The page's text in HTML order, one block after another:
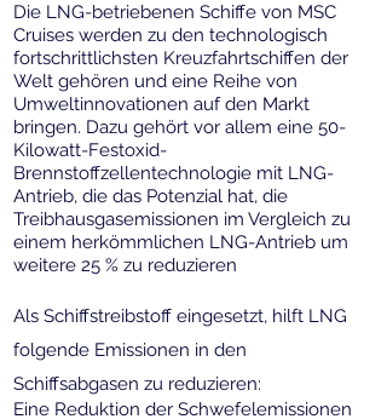
Die LNG-betriebenen Schiffe von MSC
Cruises werden zu den technologisch
fortschrittlichsten Kreuzfahrtschiffen der
Welt gehören und eine Reihe von
Umweltinnovationen auf den Markt
bringen. Dazu gehört vor allem eine 50-
Kilowatt-Festoxid-
Brennstoffzellentechnologie mit LNG-
Antrieb, die das Potenzial hat, die
Treibhausgasemissionen im Vergleich zu
einem herkömmlichen LNG-Antrieb um
weitere 25 % zu reduzieren
Als Schiffstreibstoff eingesetzt, hilft LNG
folgende Emissionen in den
Schiffsabgasen zu reduzieren:
Eine Reduktion der Schwefelemissionen